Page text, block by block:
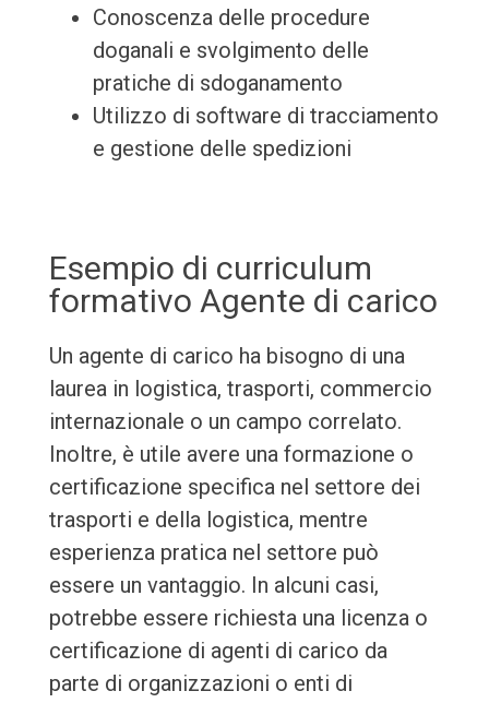
Conoscenza delle procedure
doganali e svolgimento delle
pratiche di sdoganamento
Utilizzo di software di tracciamento
e gestione delle spedizioni
Esempio di curriculum
formativo Agente di carico
Un agente di carico ha bisogno di una
laurea in logistica, trasporti, commercio
internazionale o un campo correlato.
Inoltre, è utile avere una formazione o
certificazione specifica nel settore dei
trasporti e della logistica, mentre
esperienza pratica nel settore può
essere un vantaggio. In alcuni casi,
potrebbe essere richiesta una licenza o
certificazione di agenti di carico da
parte di organizzazioni o enti di